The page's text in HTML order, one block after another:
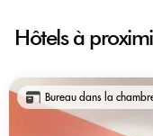
Hôtels à
Bureau dans la